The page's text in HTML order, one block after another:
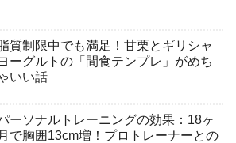
脂質制限中でも満足！甘栗とギリシャ
ーグルトの「間食テンプレ」がめち
いい話
ーソナルトレーニングの効果：18ヶ
月で胸囲13cm増！プロトレーナーとの